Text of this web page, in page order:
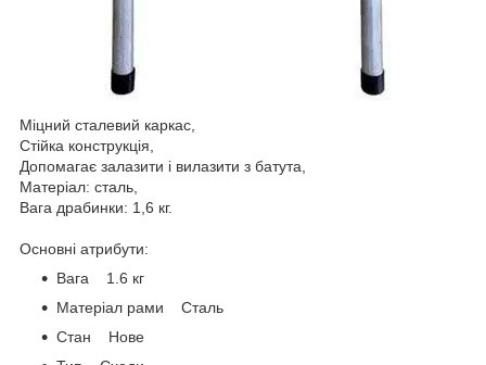
Міцний сталевий каркас,
Стійка конструкція,
Допомагає залазити і вилазити з батута,
Матеріал: сталь,
Вага драбинки: 1,6 кг.
Основні атрибути:
Вага 1.6 кг
Матеріал рами Сталь
Стан Нове